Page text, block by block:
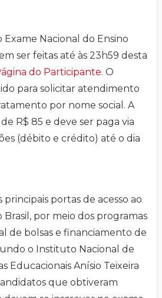
Exame Nacional do Ensino
ser feitas até às 23h59 desta
do Participante. O
para solicitar atendimento
por nome social. A
R$ 85 e deve ser paga via
(débito e crédito) até o dia
portas de acesso ao
Brasil, por meio dos programas
de bolsas e financiamento de
o Instituto Nacional de
Educacionais Anísio Teixeira
que obtiveram